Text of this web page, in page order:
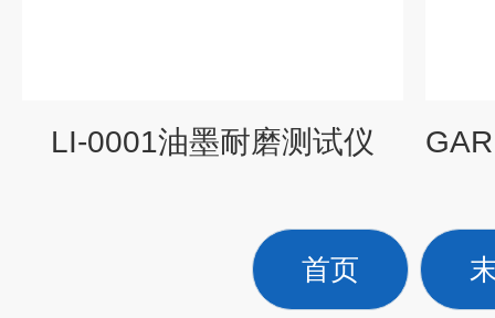
LI-0001油墨耐磨测试仪
首页